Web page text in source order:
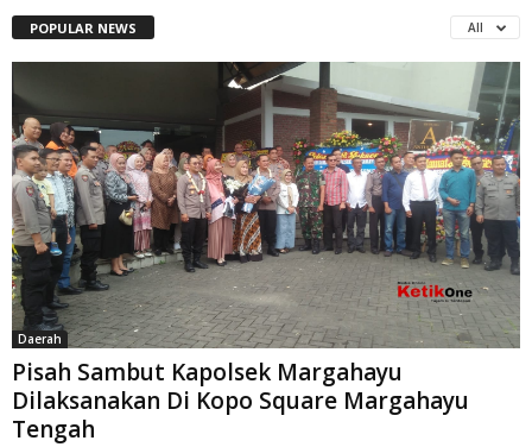
POPULAR NEWS All
Daerah
Pisah Sambut Kapolsek Margahayu
Dilaksanakan Di Kopo Square Margahayu
Tengah